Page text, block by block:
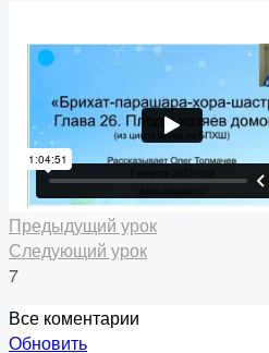
Предыдущий урок
Следующий урок
7
Все коментарии
Обновить